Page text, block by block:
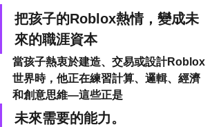
把孩子的Roblox熱情，變成未
來的職涯資本
當孩子熱衷於建造、交易或設計Roblox
世界時，他正在練習計算、邏輯、經濟
和創意思維—這些正是
未來需要的能力。